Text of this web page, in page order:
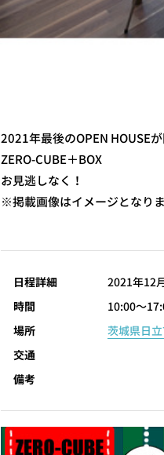
2021年最後のOPEN HOUSEが
ZERO-CUBE＋BOX
お見逃しなく！
※掲載画像はイメージとなり
日程詳細
2021年12
時間
10:00～
場所
茨城県日
交通
備考